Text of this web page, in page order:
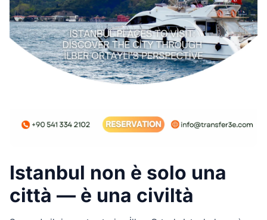
Istanbul non è solo una
città — è una civiltà